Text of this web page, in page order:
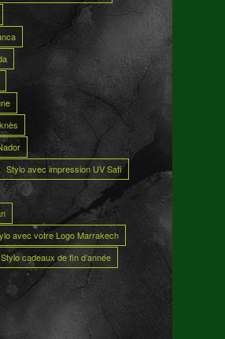
Stylo avec impression UV Safi
avec votre Logo Marrakech
Stylo cadeaux de fin d’année